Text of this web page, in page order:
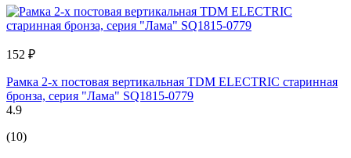
152 ₽
Рамка 2-х постовая вертикальная TDM ELECTRIC старинная
бронза, серия "Лама" SQ1815-0779
4.9
(10)